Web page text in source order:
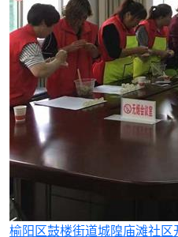
榆阳区鼓楼街道城隍庙滩社